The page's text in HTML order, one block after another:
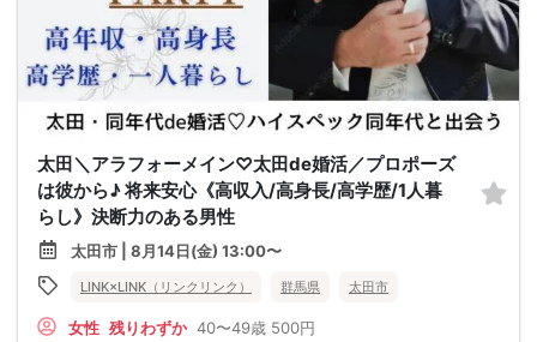
太田＼アラフォーメイン♡太田de婚活／プロポーズ
は彼から♪ 将来安心《高収入/高身長/高学歴/1人暮
らし》決断力のある男性
太田市 | 8月14日(金) 13:00〜
LINK×LINK（リンクリンク） 群馬県 太田市
女性 残りわずか 40〜49歳 500円